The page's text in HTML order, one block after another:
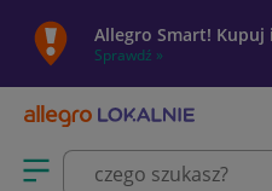
Allegro Smart! Kupuj
Sprawdź »
Otwórz menu z kategoriami